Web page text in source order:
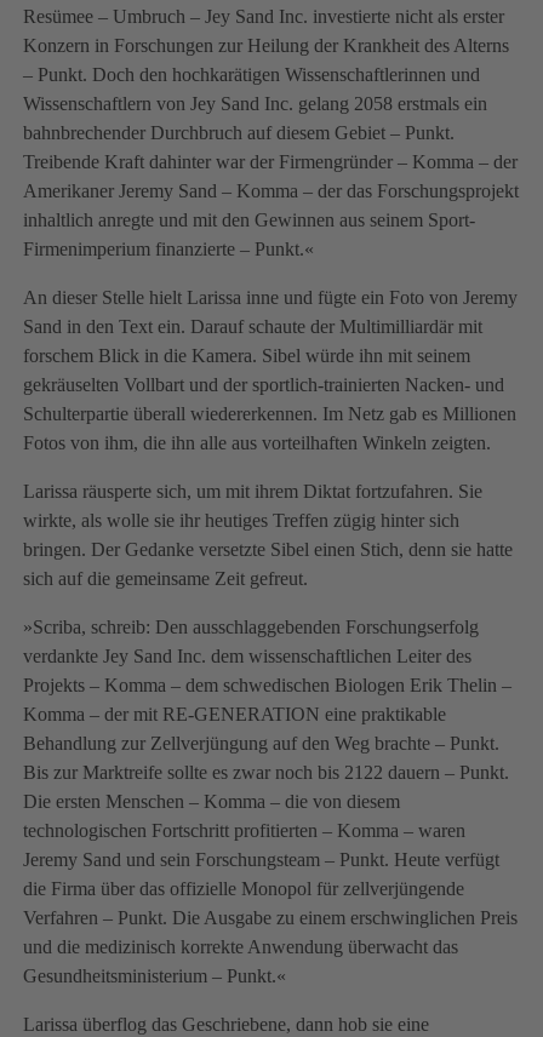
Resümee – Umbruch – Jey Sand Inc. investierte nicht als erster
Konzern in Forschungen zur Heilung der Krankheit des Alterns
– Punkt. Doch den hochkarätigen Wissenschaftlerinnen und
Wissenschaftlern von Jey Sand Inc. gelang 2058 erstmals ein
bahnbrechender Durchbruch auf diesem Gebiet – Punkt.
Treibende Kraft dahinter war der Firmengründer – Komma – der
Amerikaner Jeremy Sand – Komma – der das Forschungsprojekt
inhaltlich anregte und mit den Gewinnen aus seinem Sport-
Firmenimperium finanzierte – Punkt.«
An dieser Stelle hielt Larissa inne und fügte ein Foto von Jeremy
Sand in den Text ein. Darauf schaute der Multimilliardär mit
forschem Blick in die Kamera. Sibel würde ihn mit seinem
gekräuselten Vollbart und der sportlich-trainierten Nacken- und
Schulterpartie überall wiedererkennen. Im Netz gab es Millionen
Fotos von ihm, die ihn alle aus vorteilhaften Winkeln zeigten.
Larissa räusperte sich, um mit ihrem Diktat fortzufahren. Sie
wirkte, als wolle sie ihr heutiges Treffen zügig hinter sich
bringen. Der Gedanke versetzte Sibel einen Stich, denn sie hatte
sich auf die gemeinsame Zeit gefreut.
»Scriba, schreib: Den ausschlaggebenden Forschungserfolg
verdankte Jey Sand Inc. dem wissenschaftlichen Leiter des
Projekts – Komma – dem schwedischen Biologen Erik Thelin –
Komma – der mit RE-GENERATION eine praktikable
Behandlung zur Zellverjüngung auf den Weg brachte – Punkt.
Bis zur Marktreife sollte es zwar noch bis 2122 dauern – Punkt.
Die ersten Menschen – Komma – die von diesem
technologischen Fortschritt profitierten – Komma – waren
Jeremy Sand und sein Forschungsteam – Punkt. Heute verfügt
die Firma über das offizielle Monopol für zellverjüngende
Verfahren – Punkt. Die Ausgabe zu einem erschwinglichen Preis
und die medizinisch korrekte Anwendung überwacht das
Gesundheitsministerium – Punkt.«
Larissa überflog das Geschriebene, dann hob sie eine